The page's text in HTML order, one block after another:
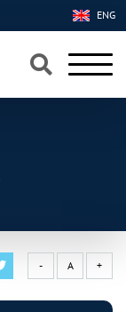
×
×
ENG
- A +